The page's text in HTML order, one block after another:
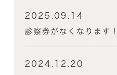
2025.09.14
診察券がなくなります！
2024.12.20